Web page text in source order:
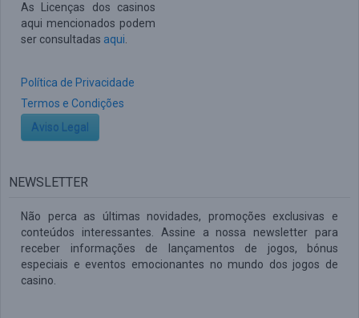
As Licenças dos casinos
aqui mencionados podem
ser consultadas aqui
Política de Privacidade
Termos e Condições
Aviso Legal
NEWSLETTER
Não perca as últimas novidades, promoções exclusivas e
conteúdos interessantes. Assine a nossa newsletter para
receber informações de lançamentos de jogos, bónus
especiais e eventos emocionantes no mundo dos jogos de
casino.